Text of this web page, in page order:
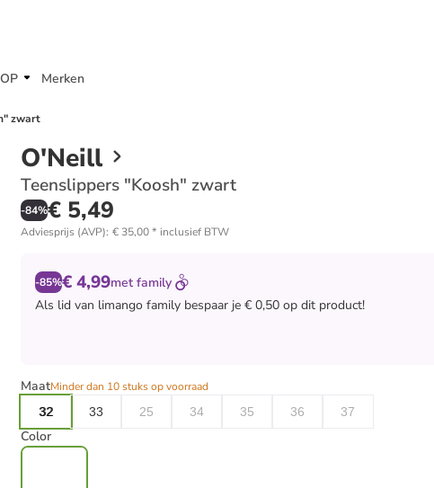
Merken
zwart
O'Neill
Teenslippers "Koosh" zwart
-84%€ 5,49
Adviesprijs (AVP): € 35,00* inclusief BTW
-85%€ 4,99met family
Als lid van limango family bespaar je € 0,50 op dit product!
MaatMinder dan 10 stuks op voorraad
32
33 25 34 35 36 37
Color